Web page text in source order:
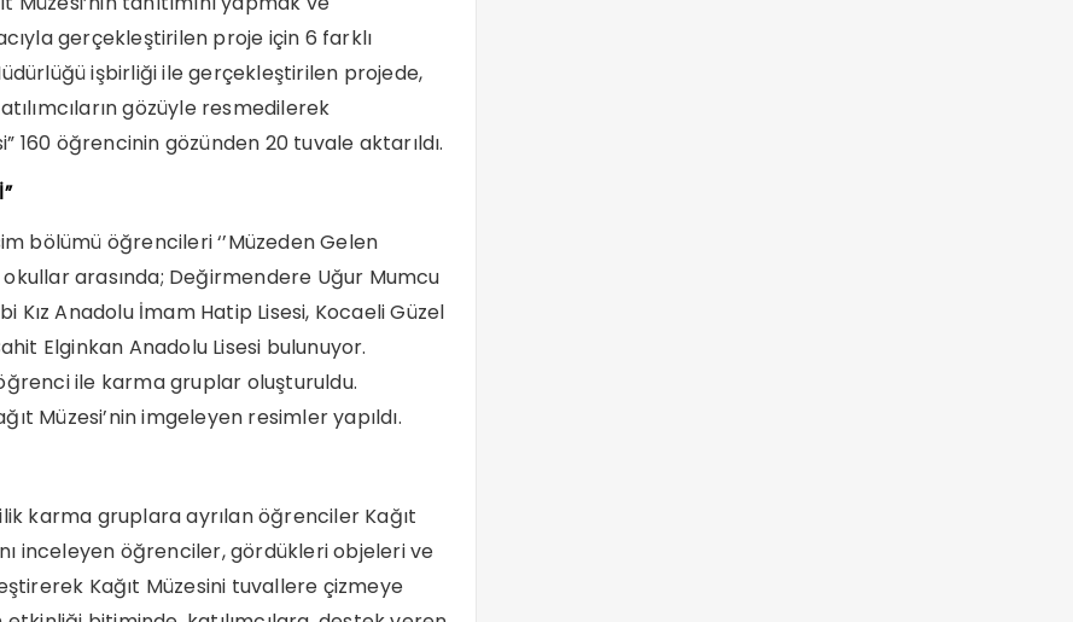
gerçekleştirilen proje için 6 farklı
işbirliği ile gerçekleştirilen projede,
gözüyle resmedilerek
160 öğrencinin gözünden 20 tuvale aktarıldı.
bölümü öğrencileri ‘’Müzeden Gelen
arasında; Değirmendere Uğur Mumcu
Kız Anadolu İmam Hatip Lisesi, Kocaeli Güzel
Elginkan Anadolu Lisesi bulunuyor.
ile karma gruplar oluşturuldu.
Müzesi’nin imgeleyen resimler yapıldı.
karma gruplara ayrılan öğrenciler Kağıt
inceleyen öğrenciler, gördükleri objeleri ve
Kağıt Müzesini tuvallere çizmeye